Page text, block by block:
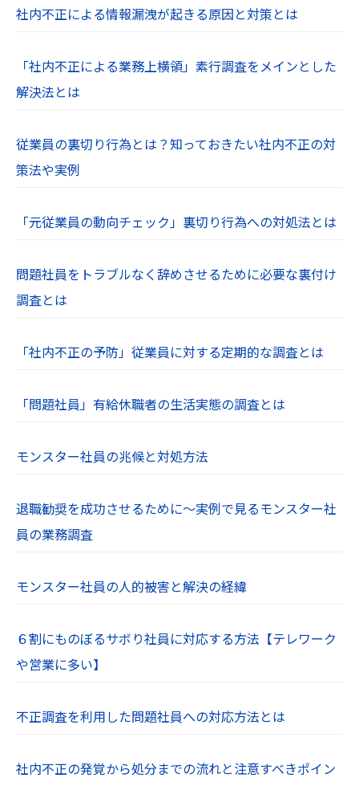
社内不正による情報漏洩が起きる原因と対策とは
「社内不正による業務上横領」素行調査をメインとした
解決法とは
従業員の裏切り行為とは？知っておきたい社内不正の対
策法や実例
「元従業員の動向チェック」裏切り行為への対処法とは
問題社員をトラブルなく辞めさせるために必要な裏付け
調査とは
「社内不正の予防」従業員に対する定期的な調査とは
「問題社員」有給休職者の生活実態の調査とは
モンスター社員の兆候と対処方法
退職勧奨を成功させるために～実例で見るモンスター社
員の業務調査
モンスター社員の人的被害と解決の経緯
６割にものぼるサボり社員に対応する方法【テレワーク
や営業に多い】
不正調査を利用した問題社員への対応方法とは
社内不正の発覚から処分までの流れと注意すべきポイン